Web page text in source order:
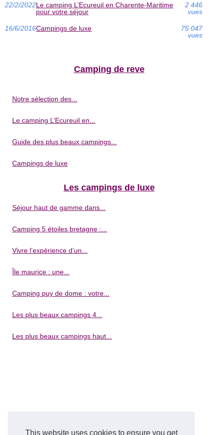
This website uses cookies to ensure you get
22/2/2022Le camping L’Ecureuil en Charente-Maritime
pour votre séjour
2 446
vues
16/6/2016Campings de luxe
75 047
vues
Camping de reve
Notre sélection des...
Le camping L’Ecureuil en...
Guide des plus beaux campings...
Campings de luxe
Les campings de luxe
Séjour haut de gamme dans...
Camping 5 étoiles bretagne :...
Vivre l’expérience d’un...
Île maurice : une...
Camping puy de dome : votre...
Les plus beaux campings 4...
Les plus beaux campings haut...